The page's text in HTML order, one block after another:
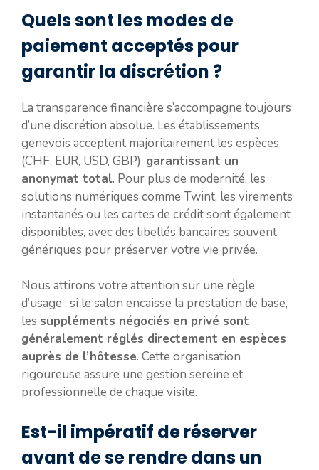
Quels sont les modes de
paiement acceptés pour
garantir la discrétion ?
La transparence financière s’accompagne toujours
d’une discrétion absolue. Les établissements
genevois acceptent majoritairement les espèces
(CHF, EUR, USD, GBP), garantissant un
anonymat total. Pour plus de modernité, les
solutions numériques comme Twint, les virements
instantanés ou les cartes de crédit sont également
disponibles, avec des libellés bancaires souvent
génériques pour préserver votre vie privée.
Nous attirons votre attention sur une règle
d’usage : si le salon encaisse la prestation de base,
les suppléments négociés en privé sont
généralement réglés directement en espèces
auprès de l’hôtesse. Cette organisation
rigoureuse assure une gestion sereine et
professionnelle de chaque visite.
Est-il impératif de réserver
avant de se rendre dans un